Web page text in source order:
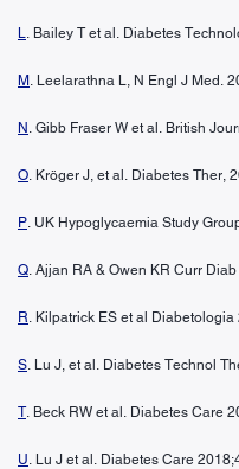
L. Bailey T et al. Diabetes
M . Leelarathna L, N Engl J Med.
N . Gibb Fraser W et al. British
O. Kröger J, et al. Diabetes Ther,
P. UK Hypoglycaemia Study
Q. Ajjan RA & Owen KR Curr
R. Kilpatrick ES et al
S. Lu J, et al. Diabetes Technol
T. Beck RW et al. Diabetes Care
U. Lu J et al. Diabetes Care